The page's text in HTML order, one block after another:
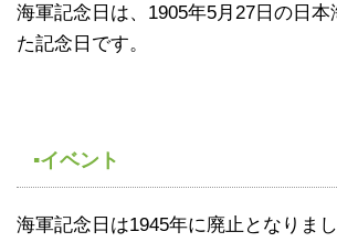
海軍記念日は、1905年5月27日の日本
た記念日です。
▪イベント
海軍記念日は1945年に廃止となりま